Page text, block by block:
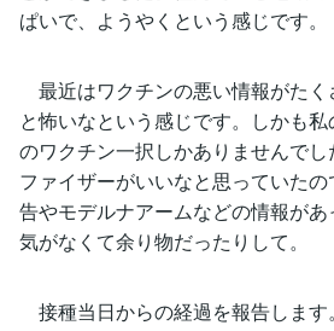
ぱいで、ようやくという感じです。
最近はワクチンの悪い情報がたく
と怖いなという感じです。しかも
のワクチン一択しかありませんで
ファイザーがいいなと思っていた
告やモデルナアームなどの情報が
気がなくて余り物だったりして。
接種当日からの経過を報告します。